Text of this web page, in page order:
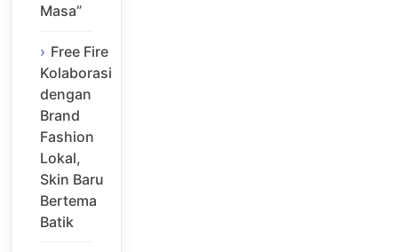
Masa”
Free Fire
Kolaborasi
dengan
Brand
Fashion
Lokal,
Skin Baru
Bertema
Batik